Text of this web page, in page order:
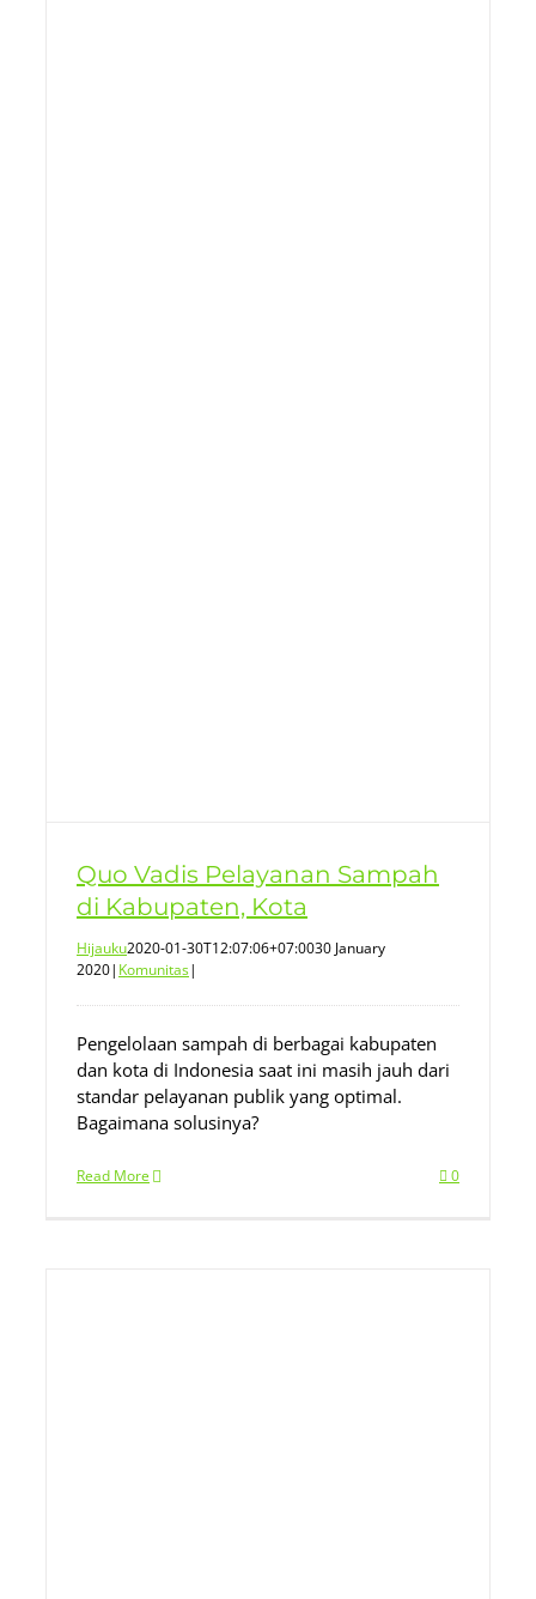
Quo Vadis Pelayanan Sampah
di Kabupaten, Kota
Hijauku2020-01-30T12:07:06+07:0030 January
2020| Komunitas|
Pengelolaan sampah di berbagai kabupaten
dan kota di Indonesia saat ini masih jauh dari
standar pelayanan publik yang optimal.
Bagaimana solusinya?
Read More 0